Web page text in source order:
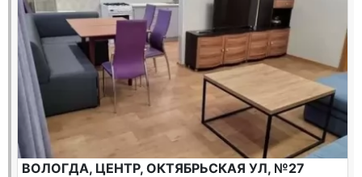
ВОЛОГДА, ЦЕНТР, ОКТЯБРЬСКАЯ УЛ, №27